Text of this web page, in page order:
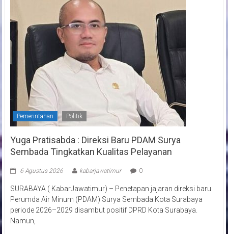
Pemerintahan Politik
Yuga Pratisabda : Direksi Baru PDAM Surya
Sembada Tingkatkan Kualitas Pelayanan
6 Agustus 2026 kabarjawatimur 0
SURABAYA ( KabarJawatimur) – Penetapan jajaran direksi baru
Perumda Air Minum (PDAM) Surya Sembada Kota Surabaya
periode 2026–2029 disambut positif DPRD Kota Surabaya.
Namun,